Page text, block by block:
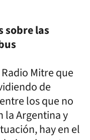
sobre las
Mitre que
de
los que no
la Argentina y
hay en el